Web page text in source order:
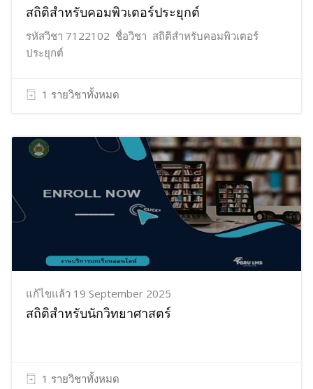
สถิติสำหรับคอมพิวเตอร์ประยุกต์
รหัสวิชา 7122102 ชื่อวิชา สถิติสำหรับคอมพิวเตอร์
ประยุกต์
1 รายวิชาทั้งหมด
แก้ไขแล้ว 19 September 2025
สถิติสำหรับนักวิทยาศาสตร์
1 รายวิชาทั้งหมด